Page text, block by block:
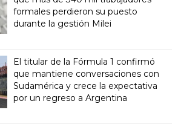
formales perdieron su puesto
durante la gestión Milei
El titular de la Fórmula 1 confirmó
que mantiene conversaciones con
Sudamérica y crece la expectativa
por un regreso a Argentina